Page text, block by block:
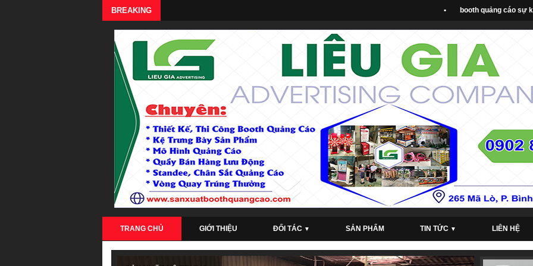
BREAKING booth quảng cáo sự kiện
TRANG CHỦ GIỚI THIỆU ĐỐI TÁC ▼ SẢN PHẨM TIN TỨC ▼ LIÊN HỆ